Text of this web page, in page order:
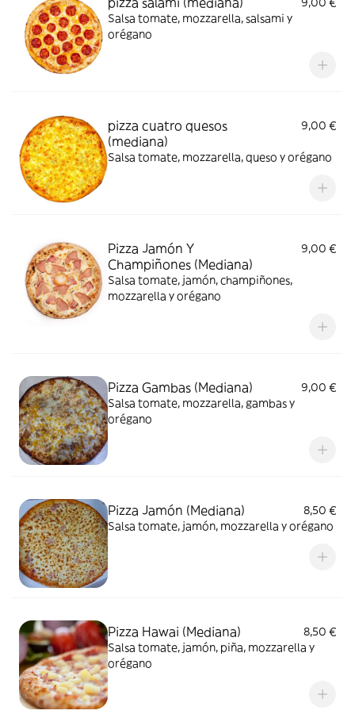
Salsa tomate, mozzarella, salsami y
orégano
pizza cuatro quesos
(mediana)
9,00 €
Salsa tomate, mozzarella, queso y orégano
Pizza Jamón Y
Champiñones (Mediana)
9,00 €
Salsa tomate, jamón, champiñones,
mozzarella y orégano
Pizza Gambas (Mediana)
9,00 €
Salsa tomate, mozzarella, gambas y
orégano
Pizza Jamón (Mediana)
8,50 €
Salsa tomate, jamón, mozzarella y orégano
Pizza Hawai (Mediana)
8,50 €
Salsa tomate, jamón, piña, mozzarella y
orégano